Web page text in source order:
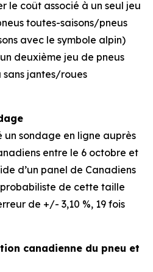
le coût associé à un seul jeu
toutes-saisons/pneus
avec le symbole alpin)
deuxième jeu de pneus
sans jantes/roues
un sondage en ligne auprès
entre le 6 octobre et
d’un panel de Canadiens
de cette taille
de +/- 3,10 %, 19 fois
canadienne du pneu et